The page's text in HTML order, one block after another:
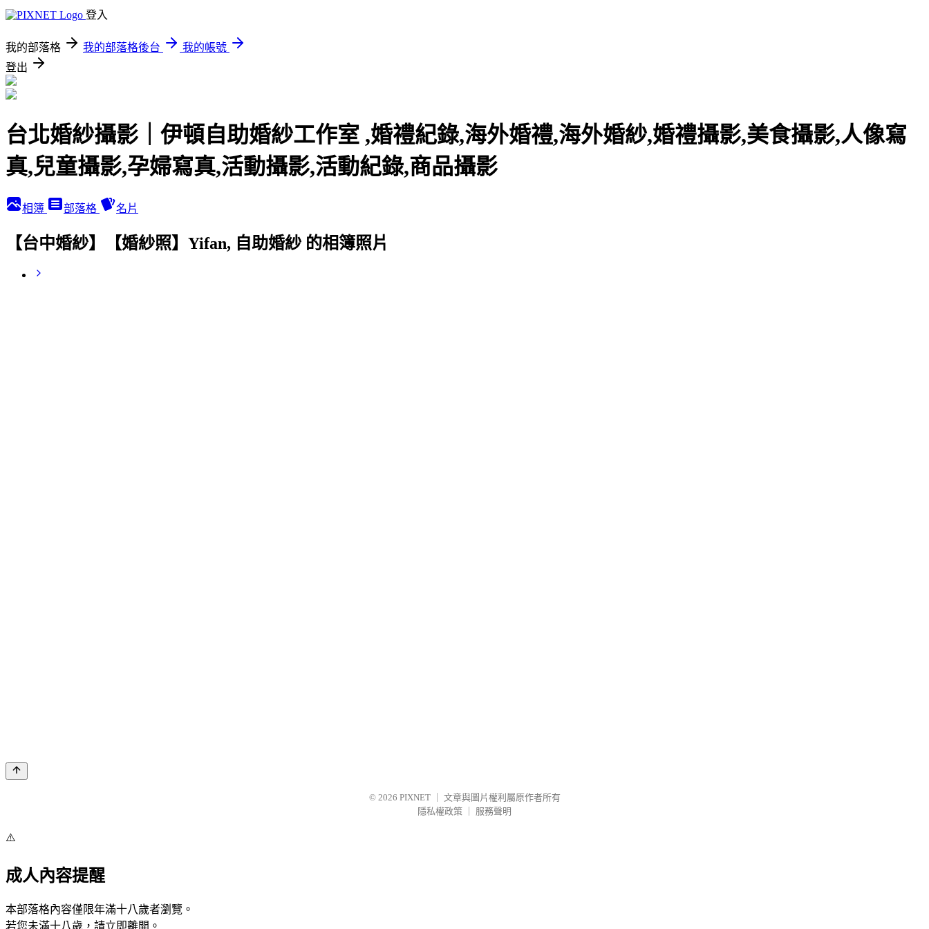
登入
我的部落格 我的部落格後台
我的帳號
登出
台北婚紗攝影｜伊頓自助婚紗工作室 ,婚禮紀錄,海外婚禮,海外婚紗,婚禮攝影,美食攝影,人像寫
真,兒童攝影,孕婦寫真,活動攝影,活動紀錄,商品攝影
相簿 部落格 名片
【台中婚紗】【婚紗照】Yifan, 自助婚紗 的相簿照片
© 2026 PIXNET
文章與圖片權利屬原作者所有
隱私權政策
服務聲明
⚠️
成人內容提醒
本部落格內容僅限年滿十八歲者瀏覽。
若您未滿十八歲，請立即離開。